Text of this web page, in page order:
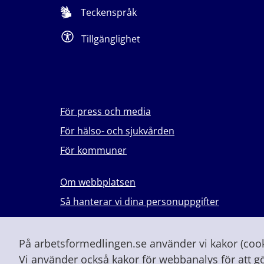
På arbetsformedlingen.se använder vi kakor
Vi använder också kakor för webbanalys för att
Teckenspråk
Tillgänglighet
För press och media
För hälso- och sjukvården
För kommuner
Om webbplatsen
Så hanterar vi dina personuppgifter
Lever du med våld i en nära relation?
Vid höjd beredskap och krig